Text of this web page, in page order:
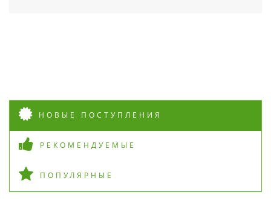
НОВЫЕ ПОСТУПЛЕНИЯ
РЕКОМЕНДУЕМЫЕ
ПОПУЛЯРНЫЕ